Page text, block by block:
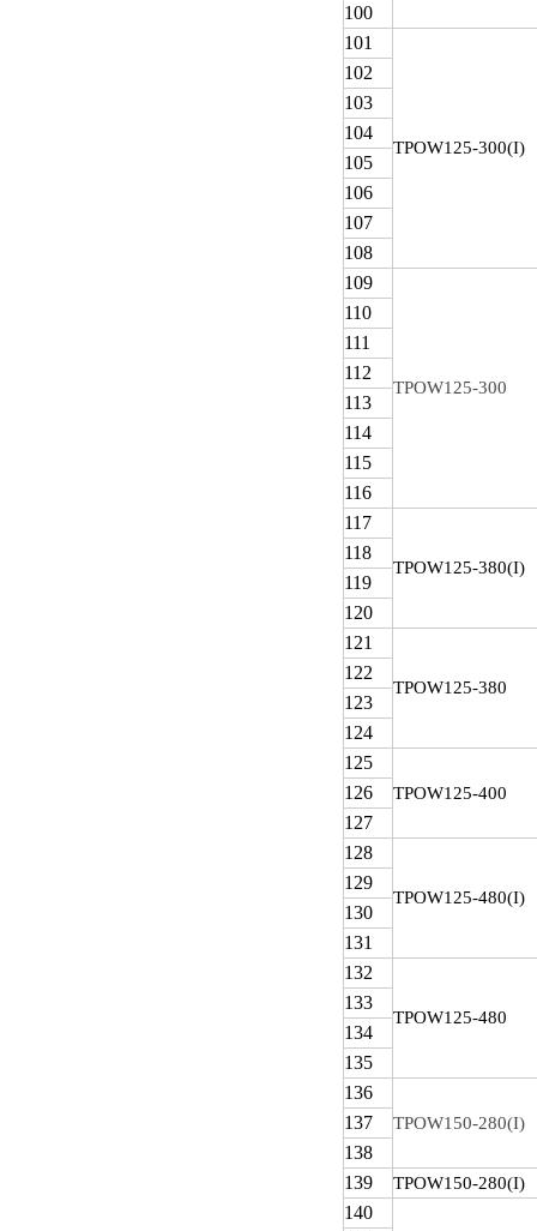
100
101
TPOW125-300(I)
102
103
104
105
106
107
108
109
TPOW125-300
110
111
112
113
114
115
116
117
TPOW125-380(I)
118
119
120
121
TPOW125-380
122
123
124
125
TPOW125-400
126
127
128
TPOW125-480(I)
129
130
131
132
TPOW125-480
133
134
135
136
TPOW150-280(I)
137
138
139
TPOW150-280(I)
140